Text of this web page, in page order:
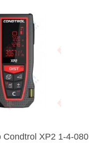
XP2 1-4-080